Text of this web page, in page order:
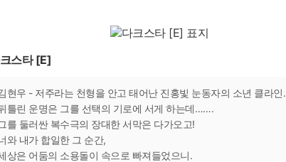
스타 [E]
현우 - 저주라는 천형을 안고 태어난 진홍빛 눈동자의 소년 클라인.
틀린 운명은 그를 선택의 기로에 서게 하는데…….
를 둘러싼 복수극의 장대한 서막은 다가오고!
와 내가 합일한 그 순간,
상은 어둠의 소용돌이 속으로 빠져들었으니.